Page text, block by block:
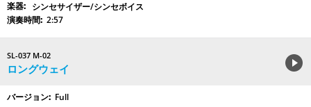
シンセサイザー/シンセボイス
2:57
SL-037 M-02
ロングウェイ
Full